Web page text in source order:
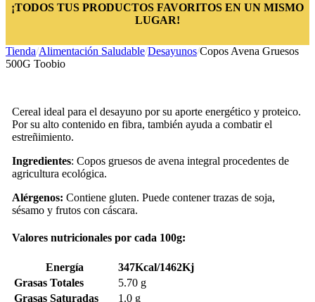
¡TODOS TUS PRODUCTOS FAVORITOS EN UN MISMO
LUGAR!
Tienda/Alimentación Saludable/Desayunos/Copos Avena Gruesos
500G Toobio
Cereal ideal para el desayuno por su aporte energético y proteico.
Por su alto contenido en fibra, también ayuda a combatir el
estreñimiento.
Ingredientes: Copos gruesos de avena integral procedentes de
agricultura ecológica.
Alérgenos: Contiene gluten. Puede contener trazas de soja,
sésamo y frutos con cáscara.
Valores nutricionales por cada 100g:
Energía
347Kcal/1462Kj
Grasas Totales
5.70 g
Grasas Saturadas
1.0 g